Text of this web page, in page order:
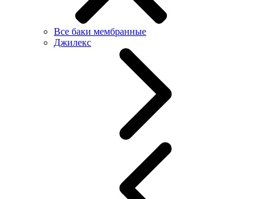
Все баки мембранные
Джилекс